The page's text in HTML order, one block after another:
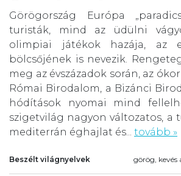
Görögország Európa
turisták, mind az üdülni
olimpiai játékok hazája, az
bölcsőjének is nevezik.
meg az évszázadok során, az
Római Birodalom, a Bizánci
hódítások nyomai mind
szigetvilág nagyon változatos, a
mediterrán éghajlat és... tovább »
Beszélt világnyelvek görög, kevés